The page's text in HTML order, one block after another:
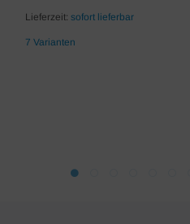
Lieferzeit: sofort lieferbar
7 Varianten